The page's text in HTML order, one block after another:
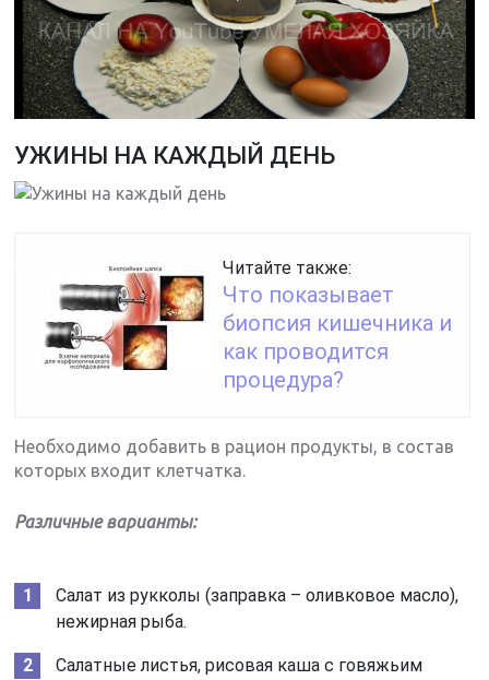
УЖИНЫ НА КАЖДЫЙ ДЕНЬ
Читайте также:
Что показывает
биопсия кишечника и
как проводится
процедура?
Необходимо добавить в рацион продукты, в состав
которых входит клетчатка.
Различные варианты:
Салат из рукколы (заправка – оливковое масло),
нежирная рыба.
Салатные листья, рисовая каша с говяжьим